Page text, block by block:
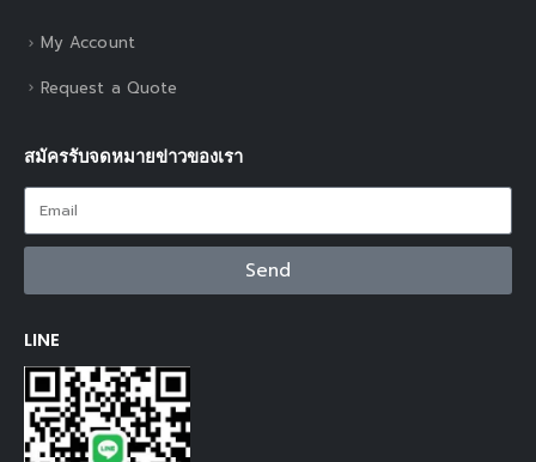
My Account
Request a Quote
สมัครรับจดหมายข่าวของเรา
Send
LINE